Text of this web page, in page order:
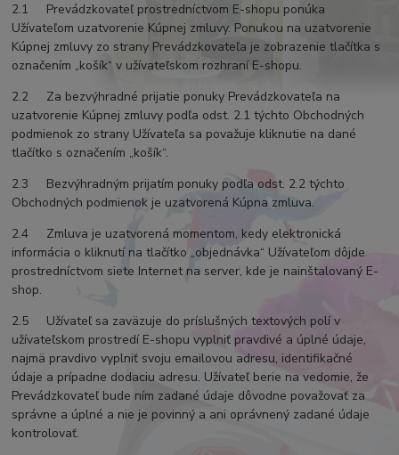
2.1 Prevádzkovateľ prostredníctvom E-shopu ponúka
Užívateľom uzatvorenie Kúpnej zmluvy. Ponukou na uzatvorenie
Kúpnej zmluvy zo strany Prevádzkovateľa je zobrazenie tlačítka s
označením „košík“ v užívateľskom rozhraní E-shopu.
2.2 Za bezvýhradné prijatie ponuky Prevádzkovateľa na
uzatvorenie Kúpnej zmluvy podľa odst. 2.1 týchto Obchodných
podmienok zo strany Užívateľa sa považuje kliknutie na dané
tlačítko s označením „košík“.
2.3 Bezvýhradným prijatím ponuky podľa odst. 2.2 týchto
Obchodných podmienok je uzatvorená Kúpna zmluva.
2.4 Zmluva je uzatvorená momentom, kedy elektronická
informácia o kliknutí na tlačítko „objednávka“ Užívateľom dôjde
prostredníctvom siete Internet na server, kde je nainštalovaný E-
shop.
2.5 Užívateľ sa zaväzuje do príslušných textových polí v
užívateľskom prostredí E-shopu vyplniť pravdivé a úplné údaje,
najmä pravdivo vyplniť svoju emailovou adresu, identifikačné
údaje a prípadne dodaciu adresu. Užívateľ berie na vedomie, že
Prevádzkovateľ bude ním zadané údaje dôvodne považovať za
správne a úplné a nie je povinný a ani oprávnený zadané údaje
kontrolovať.